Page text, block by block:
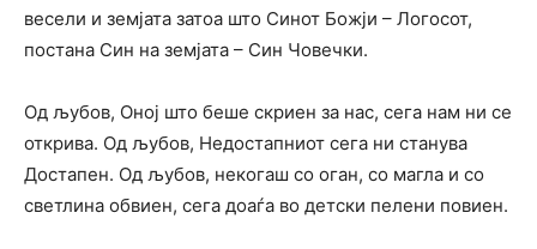
весели и земјата затоа што Синот Божји – Логосот,
постана Син на земјата – Син Човечки.
Од љубов, Оној што беше скриен за нас, сега нам ни се
открива. Од љубов, Недостапниот сега ни станува
Достапен. Од љубов, некогаш со оган, со магла и со
светлина обвиен, сега доаѓа во детски пелени повиен.